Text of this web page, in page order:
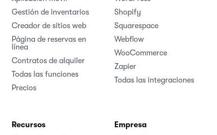
Gestión de inventarios
Creador de sitios web
Página de reservas en
línea
Contratos de alquiler
Todas las funciones
Precios
Shopify
Squarespace
Webflow
WooCommerce
Zapier
Todas las integraciones
Recursos
Empresa